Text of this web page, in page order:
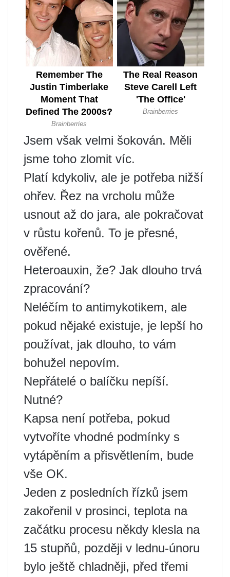
Jsem však velmi šokován. Měli
jsme toho zlomit víc.
Platí kdykoliv, ale je potřeba nižší
ohřev. Řez na vrcholu může
usnout až do jara, ale pokračovat
v růstu kořenů. To je přesné,
ověřené.
Heteroauxin, že? Jak dlouho trvá
zpracování?
Neléčím to antimykotikem, ale
pokud nějaké existuje, je lepší ho
používat, jak dlouho, to vám
bohužel nepovím.
Nepřátelé o balíčku nepíší.
Nutné?
Kapsa není potřeba, pokud
vytvoříte vhodné podmínky s
vytápěním a přisvětlením, bude
vše OK.
Jeden z posledních řízků jsem
zakořenil v prosinci, teplota na
začátku procesu někdy klesla na
15 stupňů, později v lednu-únoru
bylo ještě chladněji, před třemi